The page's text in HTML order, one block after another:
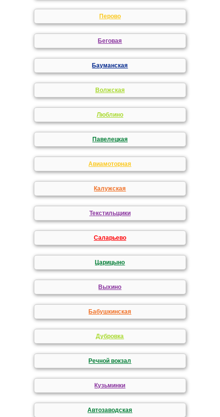
Перово
Беговая
Бауманская
Волжская
Люблино
Павелецкая
Авиамоторная
Калужская
Текстильщики
Саларьево
Царицыно
Выхино
Бабушкинская
Дубровка
Речной вокзал
Кузьминки
Автозаводская